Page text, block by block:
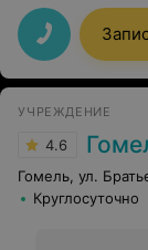
огромнейшего
УЧРЕЖДЕНИЕ
4.6
Гомель, ул.
Круглосуточно